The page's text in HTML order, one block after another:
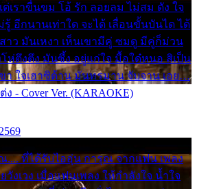
เราขื่นขม โอ้ รัก ลอยลม ไม่สม ดัง ใจ
อีกนานเท่าใด จะได้ เลื่อนขั้นบันได ได้
าว มันเหงา เห็นเขามีคู่ ซมดู มีคู่ก็ม่วน
ห่ตึงตึง มันซึ้ง อยู่แก่ใจ มื้อใด๋หนอ สิเป็น
า ใจเฮาซิด้าน มันทรมาน จับจาน เอย…
- Cover Ver. (KARAOKE)
ที่ได้รับไออุ่น การุณ จากแฟน เพลง
งเวง เมื่อแฟนเพลง ให้กำลังใจ น้ำใจ